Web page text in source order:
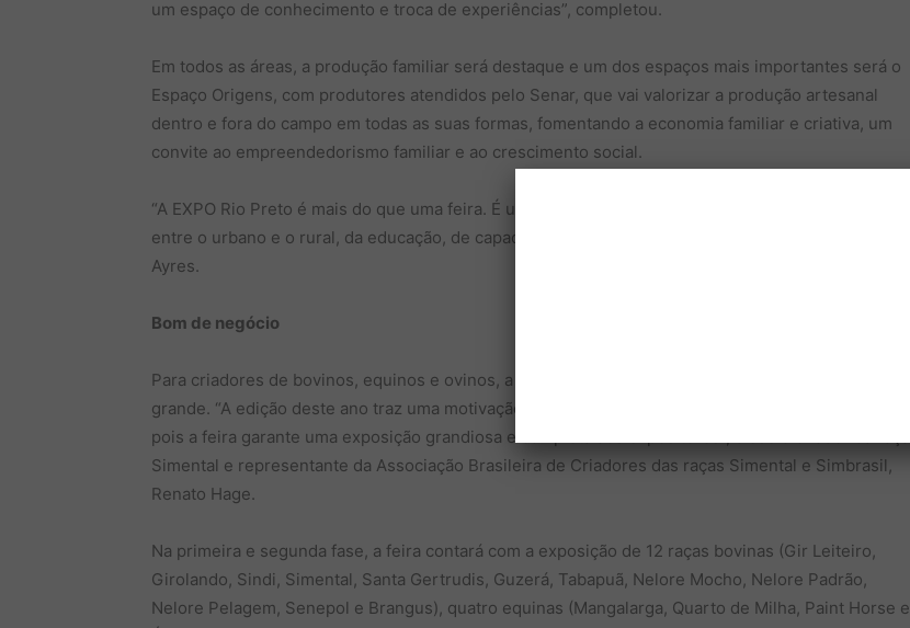
um espaço de conhecimento e troca de experiências”, completou.
Em todos as áreas, a produção familiar será destaque e um dos espaços mais importantes será o
Espaço Origens, com produtores atendidos pelo Senar, que vai valorizar a produção artesanal
dentro e fora do campo em todas as suas formas, fomentando a economia familiar e criativa, um
convite ao empreendedorismo familiar e ao crescimento social.
“A EXPO Rio Preto é mais do que uma feira. É um símbolo da força do nosso agronegócio, da união
entre o urbano e o rural, da educação, de capacitação e inovação”, completou a secretária Carina
Ayres.
Bom de negócio
Para criadores de bovinos, equinos e ovinos, a
grande. “A edição deste ano traz uma motivação especial com a gestão da secretária Carina Ayres,
pois a feira garante uma exposição grandiosa e completa aos expositores”, disse o criador da raça
Simental e representante da Associação Brasileira de Criadores das raças Simental e Simbrasil,
Renato Hage.
Na primeira e segunda fase, a feira contará com a exposição de 12 raças bovinas (Gir Leiteiro,
Girolando, Sindi, Simental, Santa Gertrudis, Guzerá, Tabapuã, Nelore Mocho, Nelore Padrão,
Nelore Pelagem, Senepol e Brangus), quatro equinas (Mangalarga, Quarto de Milha, Paint Horse e